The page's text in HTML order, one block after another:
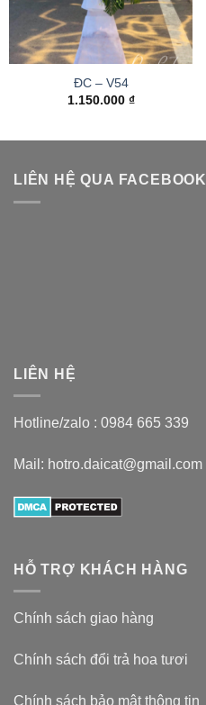
ĐC – V54
1.150.000 ₫
LIÊN HỆ QUA FACEBOOK
LIÊN HỆ
Hotline/zalo : 0984 665 339
Mail: hotro.daicat@gmail.com
HỖ TRỢ KHÁCH HÀNG
Chính sách giao hàng
Chính sách đổi trả hoa tươi
Chính sách bảo mật thông tin